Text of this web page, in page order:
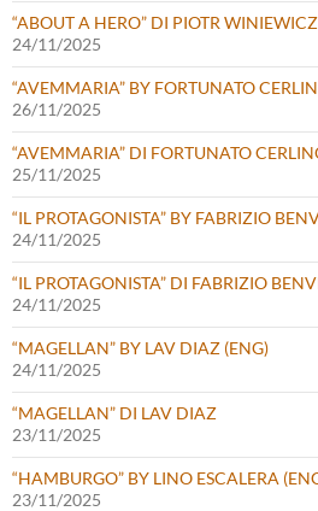
“ABOUT A HERO” DI PIOTR WINIEWICZ
24/11/2025
“AVEMMARIA” BY FORTUNATO
26/11/2025
“AVEMMARIA” DI FORTUNATO
25/11/2025
“IL PROTAGONISTA” BY FABRIZIO
24/11/2025
“IL PROTAGONISTA” DI FABRIZIO
24/11/2025
“MAGELLAN” BY LAV DIAZ (ENG)
24/11/2025
“MAGELLAN” DI LAV DIAZ
23/11/2025
“HAMBURGO” BY LINO ESCALERA
23/11/2025